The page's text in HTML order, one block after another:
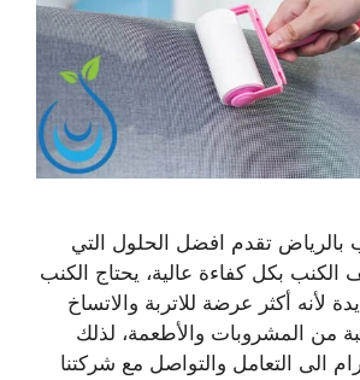
تقدم افضل الحلول التي
بكل كفاءة عالية، يحتاج الكنب
لأنه أكثر عرضة للاتربة والاتساخ
من المشروبات والأطعمة، لذلك
الى التعامل والتواصل مع شركتنا